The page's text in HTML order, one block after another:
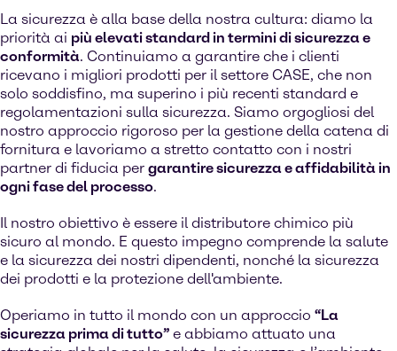
La sicurezza è alla base della nostra cultura: diamo la
priorità ai più elevati standard in termini di sicurezza e
conformità. Continuiamo a garantire che i clienti
ricevano i migliori prodotti per il settore CASE, che non
solo soddisfino, ma superino i più recenti standard e
regolamentazioni sulla sicurezza. Siamo orgogliosi del
nostro approccio rigoroso per la gestione della catena di
fornitura e lavoriamo a stretto contatto con i nostri
partner di fiducia per garantire sicurezza e affidabilità in
ogni fase del processo.
Il nostro obiettivo è essere il distributore chimico più
sicuro al mondo. E questo impegno comprende la salute
e la sicurezza dei nostri dipendenti, nonché la sicurezza
dei prodotti e la protezione dell'ambiente.
Operiamo in tutto il mondo con un approccio “La
sicurezza prima di tutto” e abbiamo attuato una